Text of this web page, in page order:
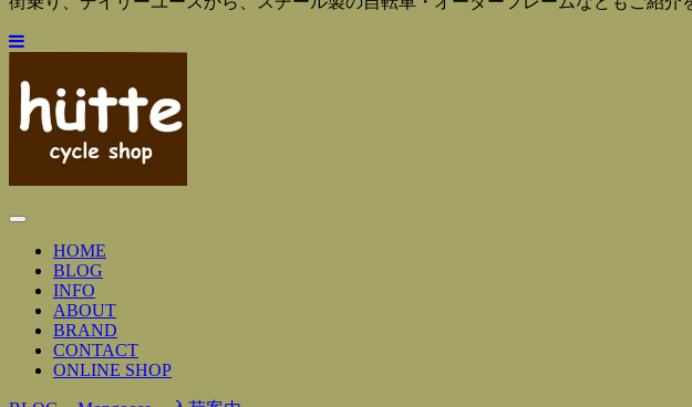
Toggle
Navigation
HOME
BLOG
INFO
ABOUT
BRAND
CONTACT
ONLINE SHOP